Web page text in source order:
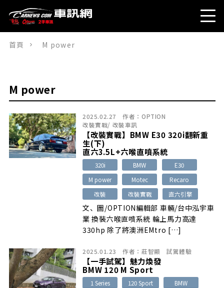
首頁 M power
M power
2025.02.27 作者： OPTION
改裝實戰/ 改裝車訊
【改裝實戰】BMW E30 320i翻新重
生(下)
直六3.5L+六喉直噴系統
320i BMW
E30
M power
Motec
Recaro
改裝
改裝實戰 直六引擎
文、圖/OPTION編輯部 車輛/台中泓宇車
業 換裝六喉直噴系統 輪上馬力高達
330hp 除了將澳洲EMtro […]
2025.01.23 作者： 莊智顯 試駕體驗
【一手試駕】魅力煥發
BMW 120 M Sport
1 Series 120 Sport
BMW